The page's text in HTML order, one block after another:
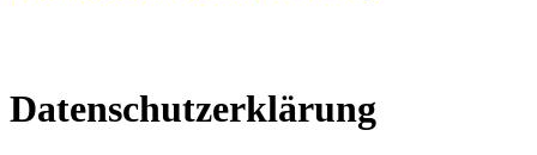
Datenschutzerklärung